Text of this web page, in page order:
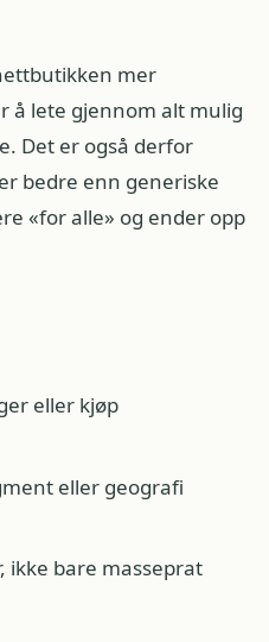
mer
å lete gjennom alt mulig
Det er også derfor
bedre enn generiske
«for alle» og ender opp
eller kjøp
eller geografi
ikke bare masseprat